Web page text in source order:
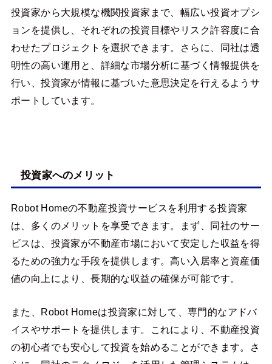
投資家から大規模な機関投資家まで、幅広い投資オプシ
ョンを提供し、それぞれの投資目標やリスク許容度に合
わせたプロジェクトを選択できます。さらに、同社は透
明性の高い運用と、詳細な市場分析に基づく情報提供を
行い、投資家が情報に基づいた意思決定を行えるようサ
ポートしています。
投資家へのメリット
Robot Homeの不動産投資サービスを利用する投資家
は、多くのメリットを享受できます。まず、同社のサー
ビスは、投資家が不動産市場において安定した収益を得
るための強力な手段を提供します。高い入居率と資産価
値の向上により、長期的な収益の確保が可能です。
また、Robot Homeは投資家に対して、専門的なアドバ
イスやサポートを提供します。これにより、不動産投資
の初心者でも安心して投資を始めることができます。さ